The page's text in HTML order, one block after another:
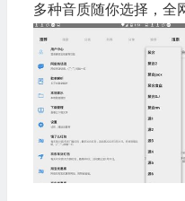
多种音质随你选择，全